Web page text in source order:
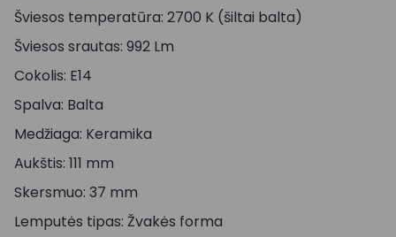
Šviesos temperatūra: 2700 K (šiltai balta)
Šviesos srautas: 992 Lm
Cokolis: E14
Spalva: Balta
Medžiaga: Keramika
Aukštis: 111 mm
Skersmuo: 37 mm
Lemputės tipas: Žvakės forma